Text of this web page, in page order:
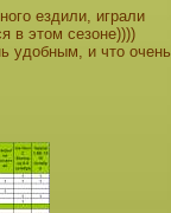
ездили, играли
в этом сезоне))))
удобным, и что очень